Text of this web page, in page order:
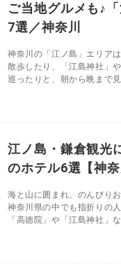
ご当地グルメも♪
7選／神奈川
神奈川の「江ノ島」エリア
散歩したり、「江島神社」
巡ったりと、朝から晩まで
江ノ島・鎌倉観光
のホテル6選【神奈
海と山に囲まれ、のんびり
神奈川県の中でも指折りの
「高徳院」や「江島神社」